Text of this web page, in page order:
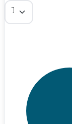
Tümü